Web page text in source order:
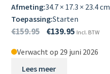
Afmeting:34.7 × 17.3 × 23.4 cm
Toepassing:Starten
€159.95 €139.95 Incl. BTW
Verwacht op 29 juni 2026
Lees meer